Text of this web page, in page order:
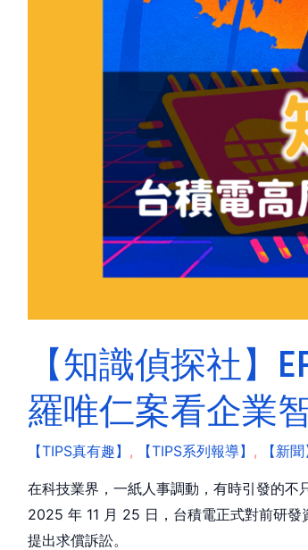
【知識偵探社
羅唯仁案看企業
【TIPS真有趣】 , 【TIPS系列報導】 , 【新聞
在科技業界，一紙人事調動，有時引發的不
2025 年 11 月 25 日，台積電正式對前研
提出求償訴訟。